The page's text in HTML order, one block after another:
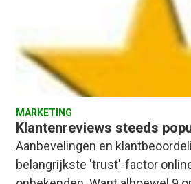
MARKETING
Klantenreviews steeds
Aanbevelingen en
belangrijkste 'trust'-factor